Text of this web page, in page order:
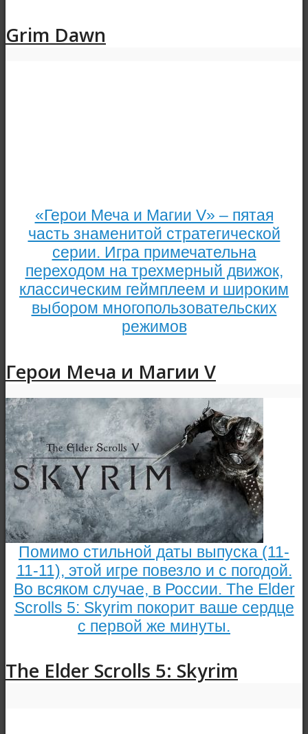
Grim Dawn
«Герои Меча и Магии V» – пятая
часть знаменитой стратегической
серии. Игра примечательна
переходом на трехмерный движок,
классическим геймплеем и широким
выбором многопользовательских
режимов
Герои Меча и Магии V
Помимо стильной даты выпуска (11-
11-11), этой игре повезло и с погодой.
Во всяком случае, в России. The Elder
Scrolls 5: Skyrim покорит ваше сердце
с первой же минуты.
The Elder Scrolls 5: Skyrim